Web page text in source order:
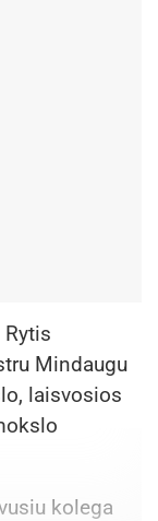
Mindaugu
laisvosios
kolega